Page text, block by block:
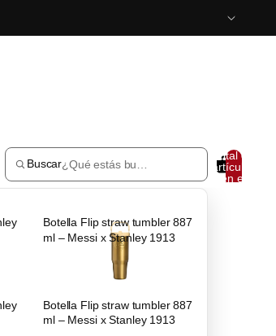
Buscar
Botella Flip straw tumbler 887
ml – Messi x Stanley 1913
Botella Flip straw tumbler 887
ml – Messi x Stanley 1913
Total de
artículos
en el